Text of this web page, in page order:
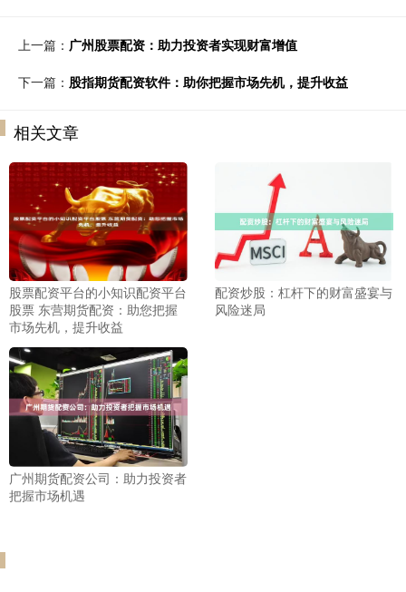
上一篇： 广州股票配资：助力投资者实现财富增值
下一篇： 股指期货配资软件：助你把握市场先机，提升收益
相关文章
股票配资平台的小知识配资平台
股票 东营期货配资：助您把握
市场先机，提升收益
配资炒股：杠杆下的财富盛宴与
风险迷局
广州期货配资公司：助力投资者
把握市场机遇